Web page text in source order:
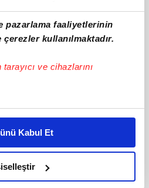
pazarlama faaliyetlerinin
kullanılmaktadır.
ve cihazlarını
halinde sizlere özel
Bunu yaparken
bir reklam deneyimi sunmak
sunabilmek adına
ve bu noktada,
Kabul Et